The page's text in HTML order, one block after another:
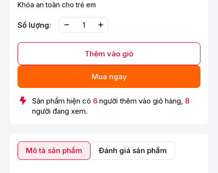
Khóa an toàn cho trẻ em
Số lượng:
Thêm vào giỏ
Mua ngay
Sản phẩm hiện có 6 người thêm vào giỏ hàng, 8
người đang xem.
Mô tả sản phẩm Đánh giá sản phẩm